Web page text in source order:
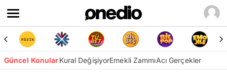
Güncel KonularKural DeğişiyorEmekli ZammıAcı Gerçekler